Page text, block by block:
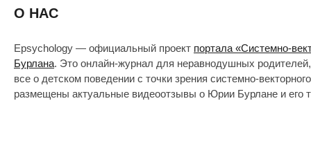
О НАС
Epsychology — официальный проект портала «Системно-
Бурлана. Это онлайн-журнал для неравнодушных
все о детском поведении с точки зрения системно-
размещены актуальные видеоотзывы о Юрии Бурлане и его